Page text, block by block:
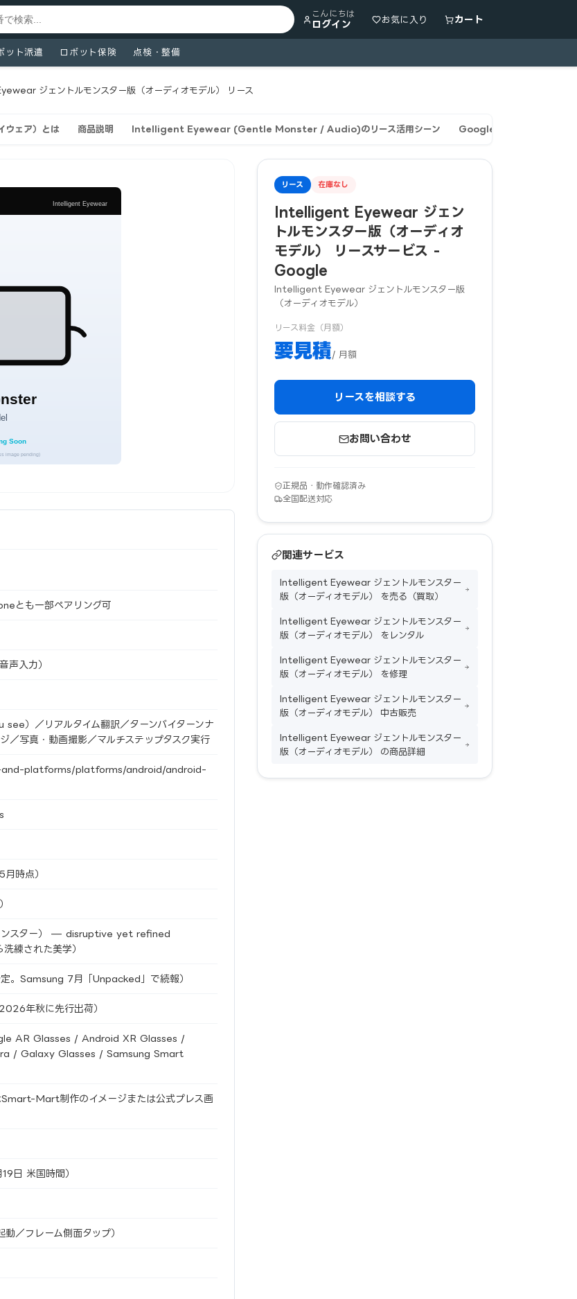
こんにちは
ログイン お気に入り カート
ット派遣 ロボット保険 点検・整備
ジェントルモンスター版（オーディオモデル） リース
ェア）とは 商品説明 Intelligent Eyewear (Gentle Monster / Audio)のリース活用シーン Google Intelligent
とも一部ペアリング可
声入力）
）／リアルタイム翻訳／ターンバイターンナ
／写真・動画撮影／マルチステップタスク実行
platforms/platforms/android/android-
時点）
スター） — disruptive yet refined
練された美学）
。Samsung 7月「Unpacked」で続報）
年秋に先行出荷）
AR Glasses / Android XR Glasses /
/ Galaxy Glasses / Samsung Smart
Mart制作のイメージまたは公式プレス画
日 米国時間）
／フレーム側面タップ）
リース 在庫なし
Intelligent Eyewear ジェン
トルモンスター版（オーディオ
モデル） リースサービス -
Google
Intelligent Eyewear ジェントルモンスター版
（オーディオモデル）
リース料金（月額）
要見積/ 月額
リースを相談する
お問い合わせ
正規品・動作確認済み
全国配送対応
関連サービス
Intelligent Eyewear ジェントルモンスター
版（オーディオモデル） を売る（買取）
Intelligent Eyewear ジェントルモンスター
版（オーディオモデル） をレンタル
Intelligent Eyewear ジェントルモンスター
版（オーディオモデル） を修理
Intelligent Eyewear ジェントルモンスター
版（オーディオモデル） 中古販売
Intelligent Eyewear ジェントルモンスター
版（オーディオモデル） の商品詳細